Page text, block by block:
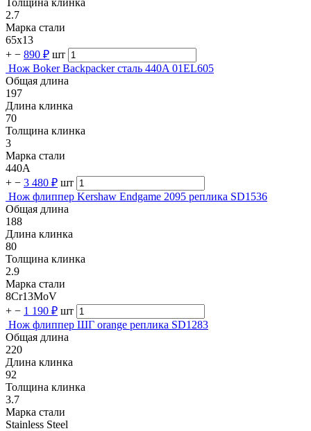
2.7
Марка стали
65х13
+ − 890 ₽ шт
Нож Boker Backpacker сталь 440A 01EL605
Общая длина
197
Длина клинка
70
Толщина клинка
3
Марка стали
440A
+ − 3 480 ₽ шт
Нож флиппер Kershaw Endgame 2095 реплика SD1536
Общая длина
188
Длина клинка
80
Толщина клинка
2.9
Марка стали
8Cr13MoV
+ − 1 190 ₽ шт
Нож флиппер ШГ orange реплика SD1283
Общая длина
220
Длина клинка
92
Толщина клинка
3.7
Марка стали
Stainless Steel